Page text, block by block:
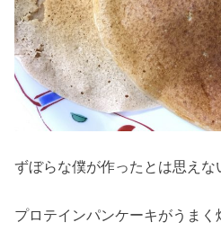
ずぼらな僕が作ったとは思えな
プロテインパンケーキがうま